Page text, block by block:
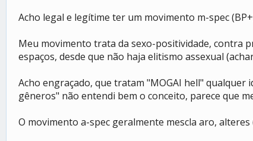
Acho legal e legítime ter um movimento m-spec
Meu movimento trata da sexo-positividade, contra
espaços, desde que não haja elitismo assexual
Acho engraçado, que tratam "MOGAI hell"
gêneros" não entendi bem o conceito, parece que
O movimento a-spec geralmente mescla aro,